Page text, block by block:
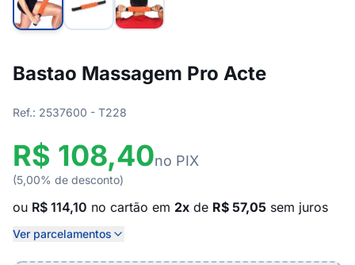
Bastao Massagem Pro Acte
Ref.: 2537600 - T228
R$ 108,40no PIX
(5,00% de desconto)
ou R$ 114,10 no cartão em 2x de R$ 57,05 sem juros
Ver parcelamentos